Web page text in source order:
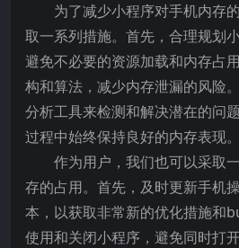
为了减少小程序对手机内存
取一系列措施。首先，合理规划
避免不必要的资源加载和内存占
构和算法，减少内存泄漏的风险
分析工具来检测和解决潜在的问
过程中始终保持良好的内存表现。
作为用户，我们也可以采取
存的占用。首先，及时更新手机
本，以获取非常新的优化措施和
使用和关闭小程序，避免同时打